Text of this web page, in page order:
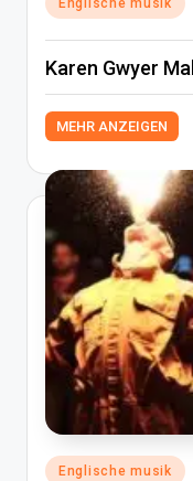
in
Englische musik
Karen Gwyer
MEHR ANZEIGEN
Posted
Englische musik